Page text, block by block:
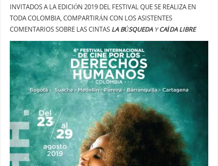
INVITADOS A LA EDICIÓN 2019 DEL FESTIVAL QUE SE REALIZA EN
TODA COLOMBIA, COMPARTIRÁN CON LOS ASISTENTES
COMENTARIOS SOBRE LAS CINTAS LA BÚSQUEDA YCAÍDA LIBRE